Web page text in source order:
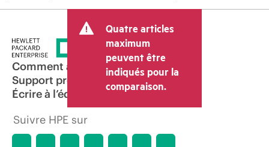
Quatre articles
maximum
peuvent être
indiqués pour la
comparaison.
Comment acheter
Support produit
Écrire à l’équipe commerciale
Suivre HPE sur